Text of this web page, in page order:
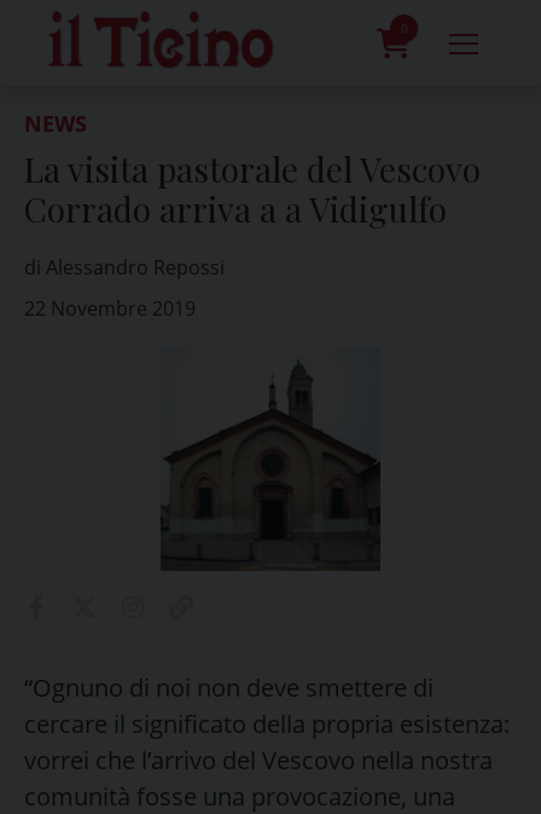
content
0
NEWS
La visita pastorale del Vescovo
Corrado arriva a a Vidigulfo
di Alessandro Repossi
22 Novembre 2019
“Ognuno di noi non deve smettere di
cercare il significato della propria esistenza:
vorrei che l’arrivo del Vescovo nella nostra
comunità fosse una provocazione, una